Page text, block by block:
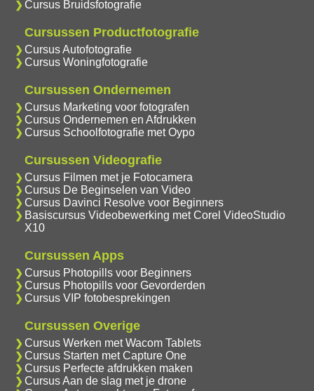
Cursus Bruidsfotografie
Cursussen Productfotografie
Cursus Autofotografie
Cursus Woningfotografie
Cursussen Ondernemen
Cursus Marketing voor fotografen
Cursus Ondernemen en Afdrukken
Cursus Schoolfotografie met Oypo
Cursussen Videografie
Cursus Filmen met je Fotocamera
Cursus De Beginselen van Video
Cursus Davinci Resolve voor Beginners
Basiscursus Videobewerking met Corel VideoStudio
X10
Cursussen Apps
Cursus Photopills voor Beginners
Cursus Photopills voor Gevorderden
Cursus VIP fotobesprekingen
Cursussen Overige
Cursus Werken met Wacom Tablets
Cursus Starten met Capture One
Cursus Perfecte afdrukken maken
Cursus Aan de slag met je drone